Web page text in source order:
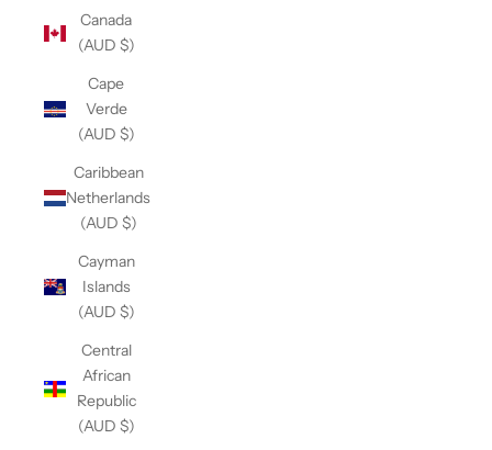
Canada
(AUD $)
Cape
Verde
(AUD $)
Caribbean
Netherlands
(AUD $)
Cayman
Islands
(AUD $)
Central
African
Republic
(AUD $)